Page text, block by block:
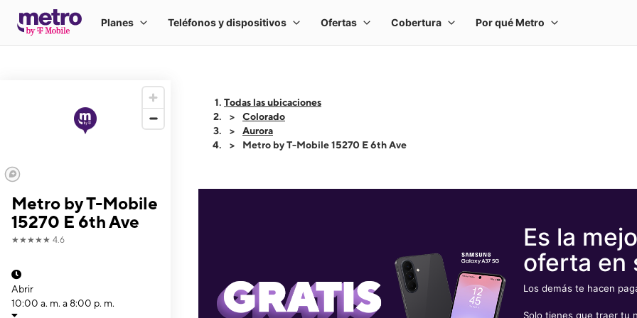
Metro by T-Mobile
15270 E 6th Ave
★★★★★ 4.6
Abrir
10:00 a. m. a 8:00 p. m.
Todas las ubicaciones
Colorado
Aurora
Metro by T-Mobile 15270 E 6th Ave
Es la
oferta en
Los demás te hacen
Solo tienes que traer tu